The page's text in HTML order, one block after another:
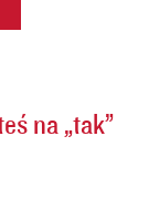
na „tak”